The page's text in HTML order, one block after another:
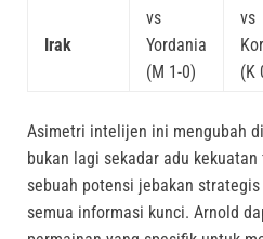
Irak
vs
Yordania
(M 1-0)
vs
(K
Asimetri intelijen ini mengubah
bukan lagi sekadar adu
sebuah potensi jebakan
semua informasi kunci. Arnold